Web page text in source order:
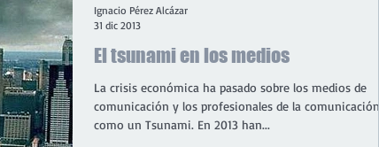
El tsunami en los medios
La crisis económica ha pasado sobre los medios de
comunicación y los profesionales de la comunicación
como un Tsunami. En 2013 han...
Ignacio Pérez Alcázar
31 dic 2013